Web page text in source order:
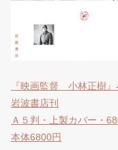
『映画監督 小林正樹
岩波書店刊
Ａ５判・上製カバー・
本体6800円